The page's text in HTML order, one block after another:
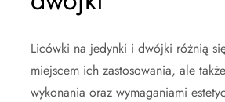
Licówki na jedynki i dwójki różnią
miejscem ich zastosowania, ale
wykonania oraz wymaganiami